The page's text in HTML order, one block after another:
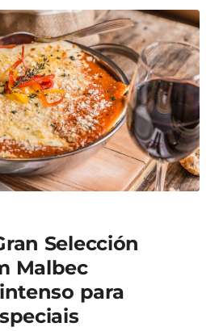
Selección
Malbec
para